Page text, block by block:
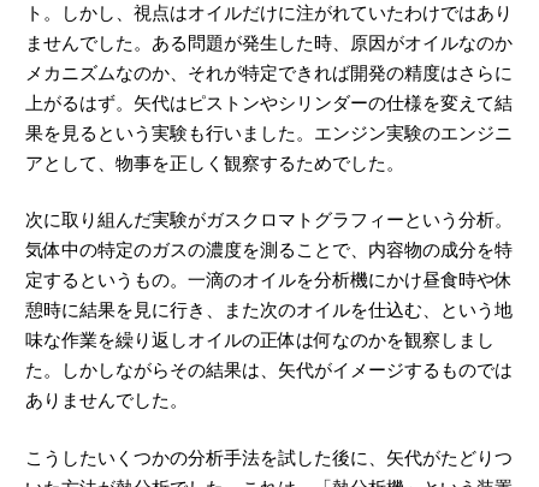
ト。しかし、視点はオイルだけに注がれていたわけではあり
ませんでした。ある問題が発生した時、原因がオイルなのか
メカニズムなのか、それが特定できれば開発の精度はさらに
上がるはず。矢代はピストンやシリンダーの仕様を変えて結
果を見るという実験も行いました。エンジン実験のエンジニ
アとして、物事を正しく観察するためでした。
次に取り組んだ実験がガスクロマトグラフィーという分析。
気体中の特定のガスの濃度を測ることで、内容物の成分を特
定するというもの。一滴のオイルを分析機にかけ昼食時や休
憩時に結果を見に行き、また次のオイルを仕込む、という地
味な作業を繰り返しオイルの正体は何なのかを観察しまし
た。しかしながらその結果は、矢代がイメージするものでは
ありませんでした。
こうしたいくつかの分析手法を試した後に、矢代がたどりつ